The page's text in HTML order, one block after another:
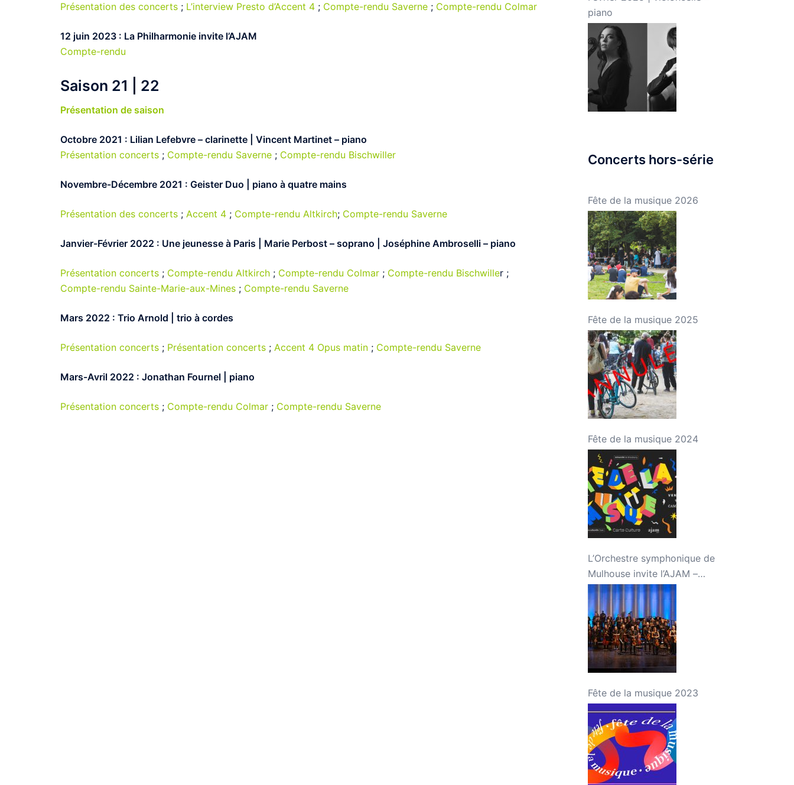
Présentation des concerts ; L’interview Presto d’Accent 4 ; Compte-rendu Saverne ; Compte-rendu Colmar
12 juin 2023 : La Philharmonie invite l’AJAM
Compte-rendu
Saison 21 | 22
Présentation de saison
Octobre 2021 : Lilian Lefebvre – clarinette | Vincent Martinet – piano
Présentation concerts ; Compte-rendu Saverne ; Compte-rendu Bischwiller
Novembre-Décembre 2021 : Geister Duo | piano à quatre mains
Présentation des concerts ; Accent 4 ; Compte-rendu Altkirch; Compte-rendu Saverne
Janvier-Février 2022 : Une jeunesse à Paris | Marie Perbost – soprano | Joséphine Ambroselli – piano
Présentation concerts ; Compte-rendu Altkirch ; Compte-rendu Colmar ; Compte-rendu Bischwiller ;
Compte-rendu Sainte-Marie-aux-Mines ; Compte-rendu Saverne
Mars 2022 : Trio Arnold | trio à cordes
Présentation concerts ; Présentation concerts ; Accent 4 Opus matin ; Compte-rendu Saverne
Mars-Avril 2022 : Jonathan Fournel | piano
Présentation concerts ; Compte-rendu Colmar ; Compte-rendu Saverne
piano
Concerts hors-série
Fête de la musique 2026
Fête de la musique 2025
Fête de la musique 2024
L’Orchestre symphonique de
Mulhouse invite l’AJAM –
Concert « Jeunes talents »
Fête de la musique 2023